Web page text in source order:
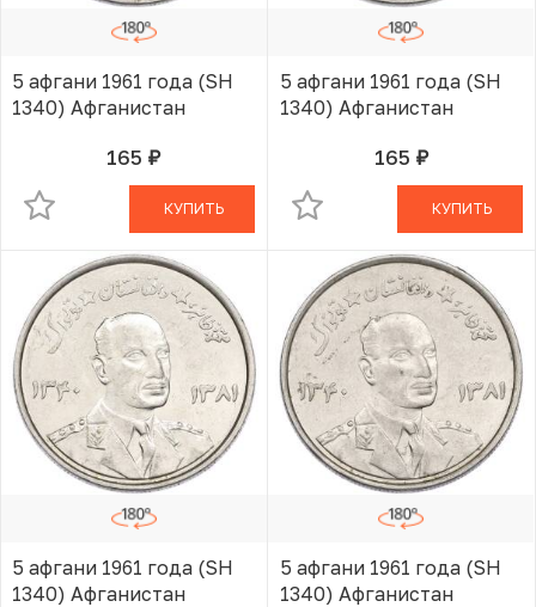
5 афгани 1961 года (SH
1340) Афганистан
165 руб.В КОРЗИНЕ
КУПИТЬ
5 афгани 1961 года (SH
1340) Афганистан
165 руб.В КОРЗИНЕ
КУПИТЬ
5 афгани 1961 года (SH
1340) Афганистан
5 афгани 1961 года (SH
1340) Афганистан